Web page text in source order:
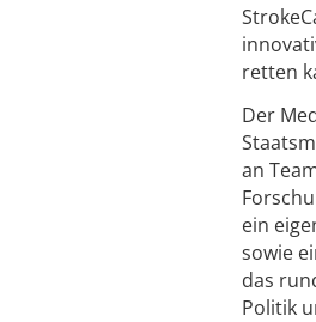
retten
Der
an
ein
sowie
das
Politik